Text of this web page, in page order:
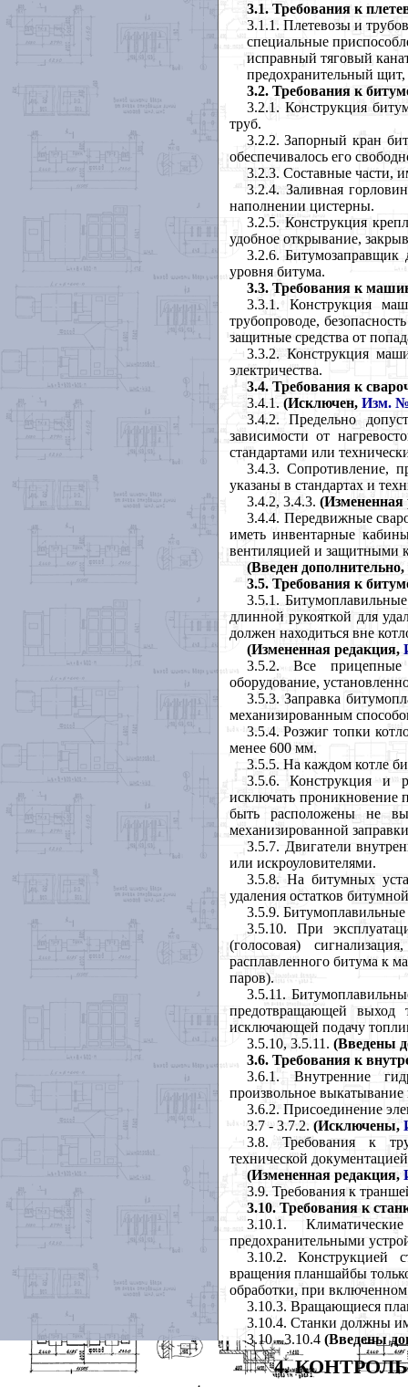
3.1. Требования к
3.1.1. Плетевозы и
специальные
исправный тяговый
предохранительный
3.2. Требования к
3.2.1. Конструкция
труб.
3.2.2. Запорный кран
обеспечивалось его
3.2.3. Составные части,
3.2.4. Заливная
наполнении цистерны.
3.2.5. Конструкция
удобное открывание,
3.2.6. Битумозаправщик
уровня битума.
3.3. Требования к
3.3.1. Конструкция
трубопроводе,
защитные средства от
3.3.2. Конструкция
электричества.
3.4. Требования к
3.4.1. (Исключен, Изм.
3.4.2. Предельно
зависимости от
стандартами или
3.4.3. Сопротивление,
указаны в стандартах и
3.4.2, 3.4.3.
3.4.4. Передвижные
иметь инвентарные
вентиляцией и защитными
(Введен дополнительно,
3.5. Требования к
3.5.1.
длинной рукояткой для
должен находиться вне
(Измененная редакция,
3.5.2. Все прицепные
оборудование,
3.5.3. Заправка
механизированным
3.5.4. Розжиг топки
менее 600 мм.
3.5.5. На каждом котле
3.5.6. Конструкция и
исключать проникновение
быть расположены не
механизированной
3.5.7. Двигатели
или искроуловителями.
3.5.8. На битумных
удаления остатков
3.5.9.
3.5.10. При
(голосовая)
расплавленного битума к
паров).
3.5.11.
предотвращающей выход
исключающей подачу
3.5.10, 3.5.11. (Введены
3.6. Требования к
3.6.1. Внутренние
произвольное выкатывание
3.6.2. Присоединение
3.7 - 3.7.2. (Исключены,
3.8. Требования к
технической
(Измененная редакция,
3.9. Требования к
3.10. Требования к
3.10.1.
предохранительными
3.10.2. Конструкцией
вращения планшайбы
обработки, при
3.10.3. Вращающиеся
3.10.4. Станки должны
3.10 - 3.10.4 (Введены
4.